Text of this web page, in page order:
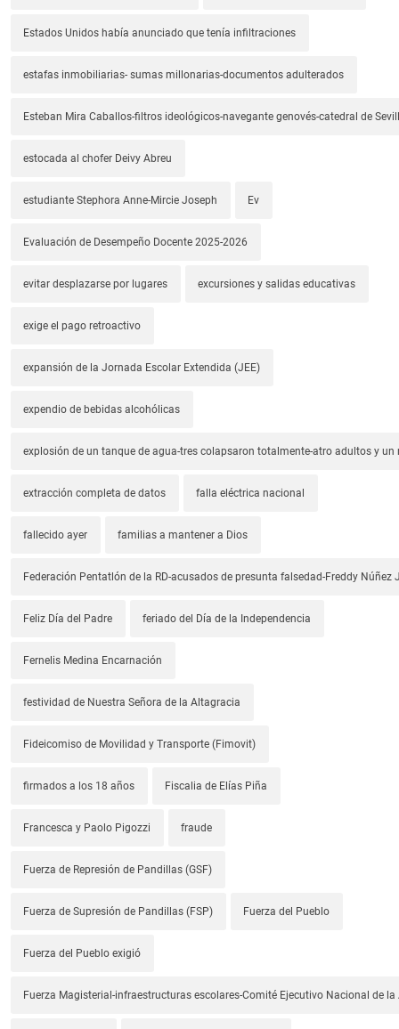
Estados Unidos había anunciado que tenía infiltraciones
estafas inmobiliarias- sumas millonarias-documentos adulterados
Esteban Mira Caballos-filtros ideológicos-navegante genovés-catedral de
estocada al chofer Deivy Abreu
estudiante Stephora Anne-Mircie Joseph Ev
Evaluación de Desempeño Docente 2025-2026
evitar desplazarse por lugares excursiones y salidas educativas
exige el pago retroactivo
expansión de la Jornada Escolar Extendida (JEE)
expendio de bebidas alcohólicas
explosión de un tanque de agua-tres colapsaron totalmente-atro adultos y un
extracción completa de datos falla eléctrica nacional
fallecido ayer familias a mantener a Dios
Federación Pentatlón de la RD-acusados de presunta falsedad-Freddy Núñez
Feliz Día del Padre feriado del Día de la Independencia
Fernelis Medina Encarnación
festividad de Nuestra Señora de la Altagracia
Fideicomiso de Movilidad y Transporte (Fimovit)
firmados a los 18 años Fiscalia de Elías Piña
Francesca y Paolo Pigozzi fraude
Fuerza de Represión de Pandillas (GSF)
Fuerza de Supresión de Pandillas (FSP) Fuerza del Pueblo
Fuerza del Pueblo exigió
Fuerza Magisterial-infraestructuras escolares-Comité Ejecutivo Nacional de la